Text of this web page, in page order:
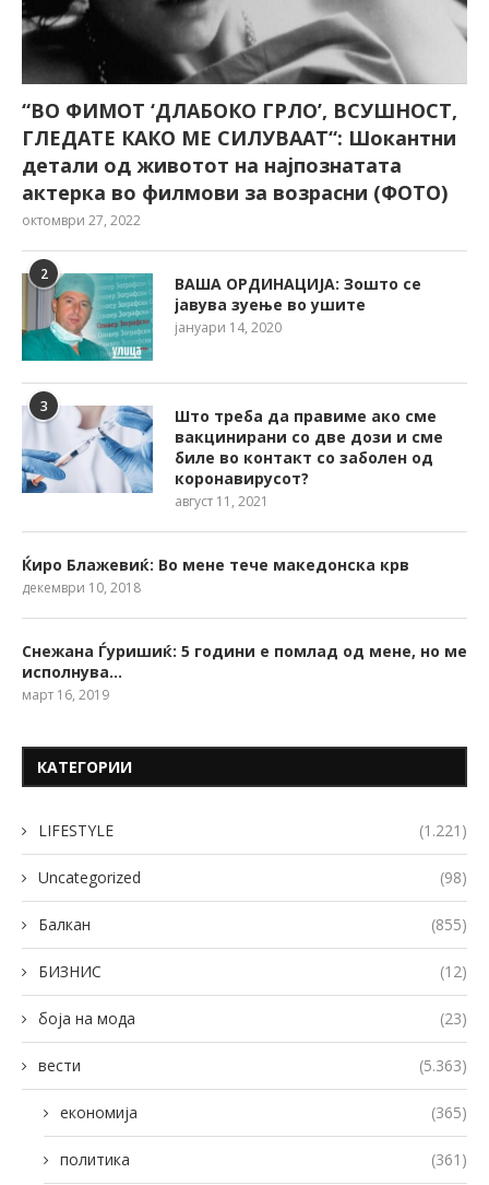
“ВО ФИМОТ ‘ДЛАБОКО ГРЛО’, ВСУШНОСТ,
ГЛЕДАТЕ КАКО МЕ СИЛУВААТ“: Шокантни
детали од животот на најпознатата
актерка во филмови за возрасни (ФОТО)
октомври 27, 2022
2
ВАША ОРДИНАЦИЈА: Зошто се
јавува зуење во ушите
јануари 14, 2020
3
Што треба да правиме ако сме
вакцинирани со две дози и сме
биле во контакт со заболен од
коронавирусот?
август 11, 2021
Ќиро Блажевиќ: Во мене тече македонска крв
декември 10, 2018
Снежана Ѓуришиќ: 5 години е помлад од мене, но ме
исполнува…
март 16, 2019
КАТЕГОРИИ
LIFESTYLE (1.221)
Uncategorized (98)
Балкан (855)
БИЗНИС (12)
боја на мода (23)
вести (5.363)
економија (365)
политика (361)